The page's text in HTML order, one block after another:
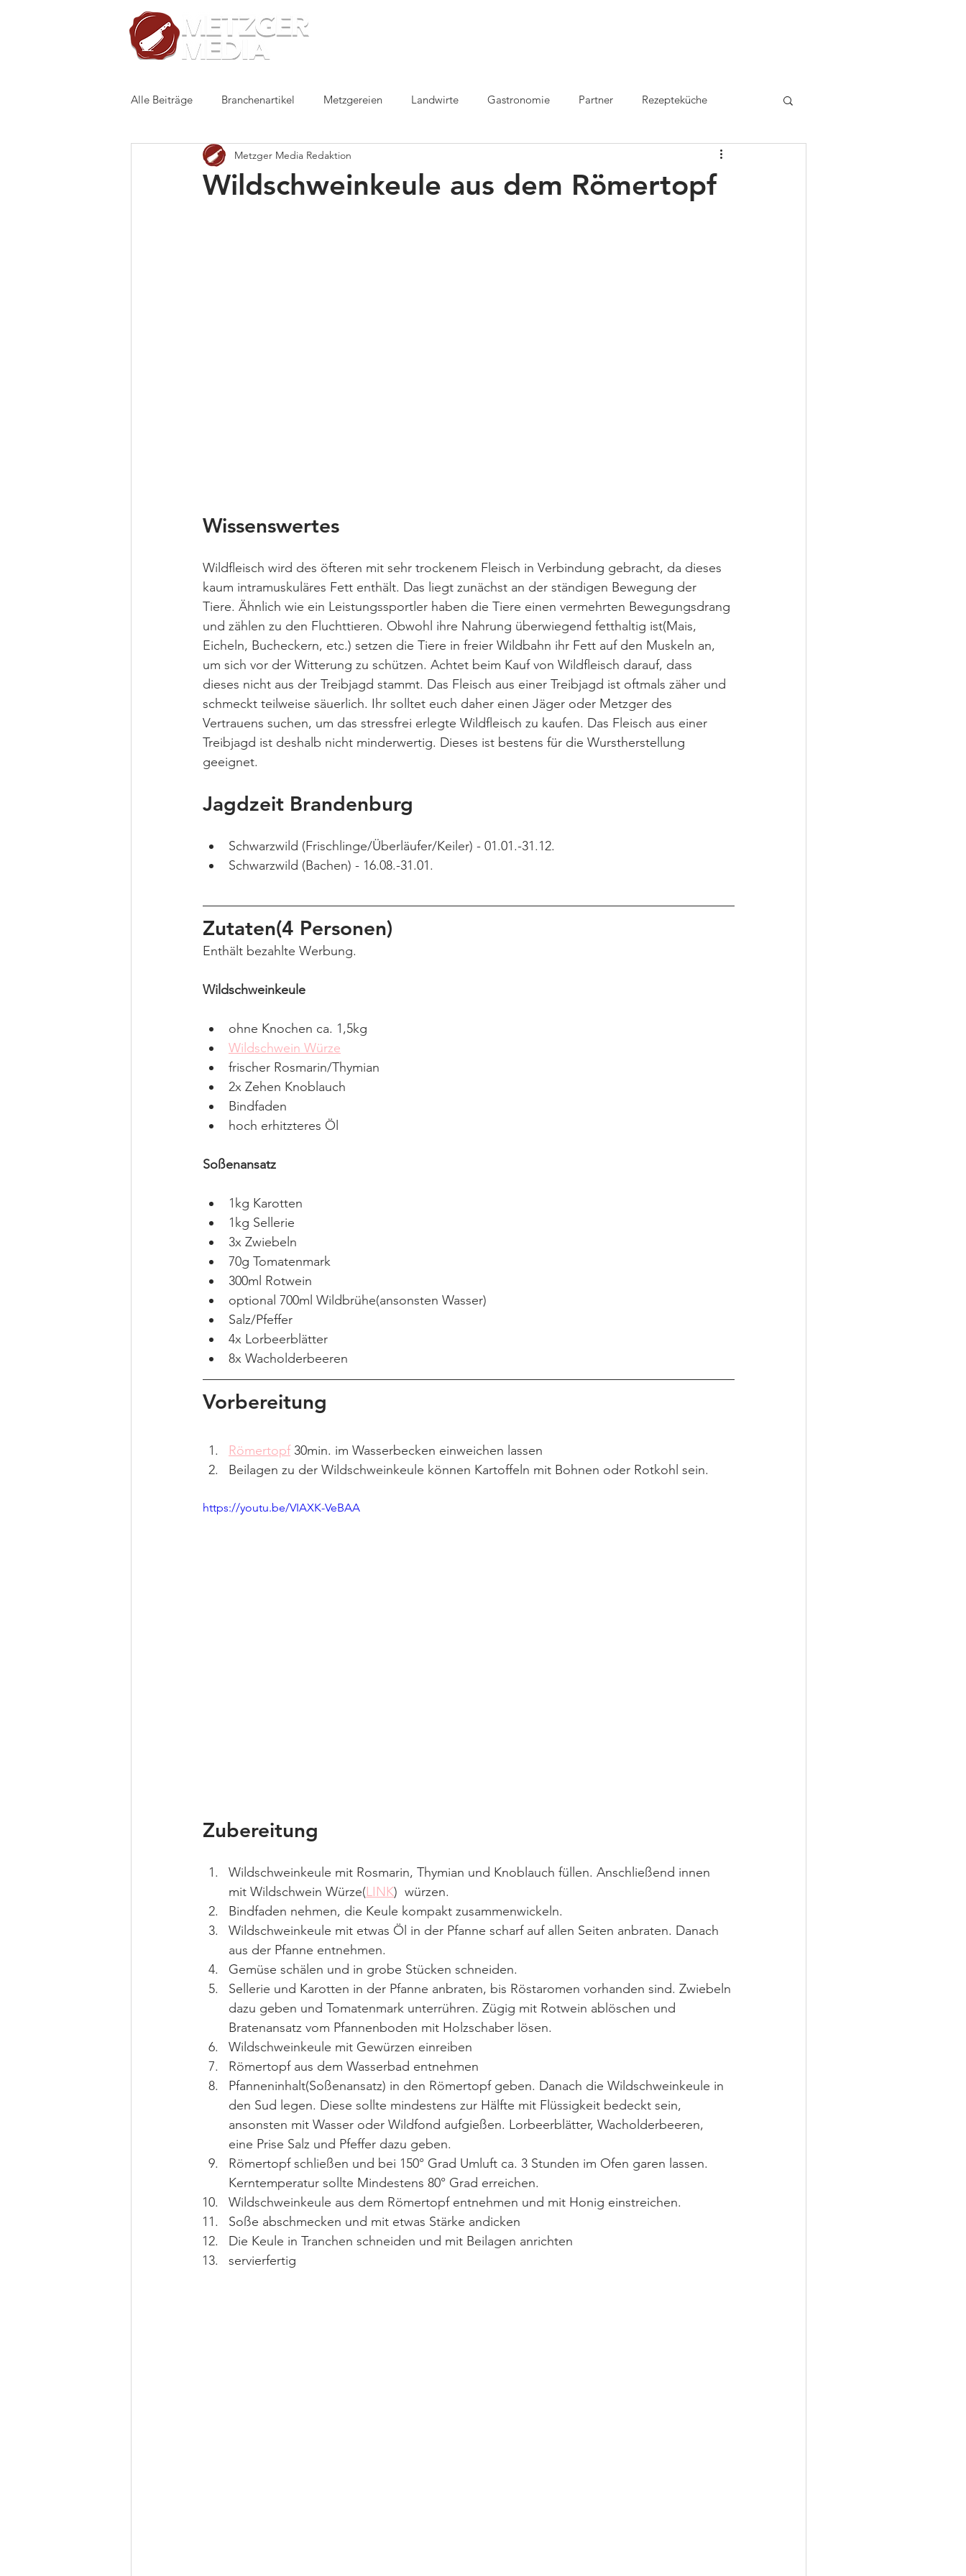
Alle Beiträge Branchenartikel Metzgereien Landwirte Gastronomie Partner Rezepteküche
Wildschweinkeule aus dem Römertopf
Metzger Media Redaktion
Wissenswertes
Wildfleisch wird des öfteren mit sehr trockenem Fleisch in Verbindung gebracht, da dieses
kaum intramuskuläres Fett enthält. Das liegt zunächst an der ständigen Bewegung der
Tiere. Ähnlich wie ein Leistungssportler haben die Tiere einen vermehrten Bewegungsdrang
und zählen zu den Fluchttieren. Obwohl ihre Nahrung überwiegend fetthaltig ist(Mais,
Eicheln, Bucheckern, etc.) setzen die Tiere in freier Wildbahn ihr Fett auf den Muskeln an,
um sich vor der Witterung zu schützen. Achtet beim Kauf von Wildfleisch darauf, dass
dieses nicht aus der Treibjagd stammt. Das Fleisch aus einer Treibjagd ist oftmals zäher und
schmeckt teilweise säuerlich. Ihr solltet euch daher einen Jäger oder Metzger des
Vertrauens suchen, um das stressfrei erlegte Wildfleisch zu kaufen. Das Fleisch aus einer
Treibjagd ist deshalb nicht minderwertig. Dieses ist bestens für die Wurstherstellung
geeignet.
Jagdzeit Brandenburg
Schwarzwild (Frischlinge/Überläufer/Keiler) - 01.01.-31.12.
Schwarzwild (Bachen) - 16.08.-31.01.
Zutaten(4 Personen)
Enthält bezahlte Werbung.
Wildschweinkeule
ohne Knochen ca. 1,5kg
Wildschwein Würze
frischer Rosmarin/Thymian
2x Zehen Knoblauch
Bindfaden
hoch erhitzteres Öl
Soßenansatz
1kg Karotten
1kg Sellerie
3x Zwiebeln
70g Tomatenmark
300ml Rotwein
optional 700ml Wildbrühe(ansonsten Wasser)
Salz/Pfeffer
4x Lorbeerblätter
8x Wacholderbeeren
Vorbereitung
Römertopf 30min. im Wasserbecken einweichen lassen
Beilagen zu der Wildschweinkeule können Kartoffeln mit Bohnen oder Rotkohl sein.
https://youtu.be/VIAXK-VeBAA
Zubereitung
Wildschweinkeule mit Rosmarin, Thymian und Knoblauch füllen. Anschließend innen
mit Wildschwein Würze(LINK)  würzen.
Bindfaden nehmen, die Keule kompakt zusammenwickeln.
Wildschweinkeule mit etwas Öl in der Pfanne scharf auf allen Seiten anbraten. Danach
aus der Pfanne entnehmen.
Gemüse schälen und in grobe Stücken schneiden.
Sellerie und Karotten in der Pfanne anbraten, bis Röstaromen vorhanden sind. Zwiebeln
dazu geben und Tomatenmark unterrühren. Zügig mit Rotwein ablöschen und
Bratenansatz vom Pfannenboden mit Holzschaber lösen.
Wildschweinkeule mit Gewürzen einreiben
Römertopf aus dem Wasserbad entnehmen
Pfanneninhalt(Soßenansatz) in den Römertopf geben. Danach die Wildschweinkeule in
den Sud legen. Diese sollte mindestens zur Hälfte mit Flüssigkeit bedeckt sein,
ansonsten mit Wasser oder Wildfond aufgießen. Lorbeerblätter, Wacholderbeeren,
eine Prise Salz und Pfeffer dazu geben.
Römertopf schließen und bei 150° Grad Umluft ca. 3 Stunden im Ofen garen lassen.
Kerntemperatur sollte Mindestens 80° Grad erreichen.
Wildschweinkeule aus dem Römertopf entnehmen und mit Honig einstreichen.
Soße abschmecken und mit etwas Stärke andicken
Die Keule in Tranchen schneiden und mit Beilagen anrichten
servierfertig